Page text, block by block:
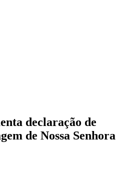
declaração de
de Nossa Senhora